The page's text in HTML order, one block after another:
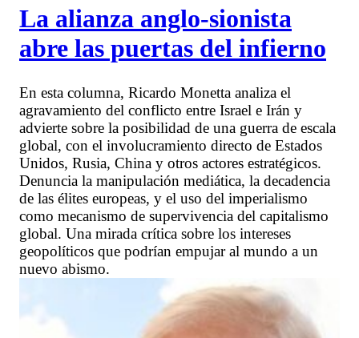
La alianza anglo-sionista
abre las puertas del infierno
En esta columna, Ricardo Monetta analiza el
agravamiento del conflicto entre Israel e Irán y
advierte sobre la posibilidad de una guerra de escala
global, con el involucramiento directo de Estados
Unidos, Rusia, China y otros actores estratégicos.
Denuncia la manipulación mediática, la decadencia
de las élites europeas, y el uso del imperialismo
como mecanismo de supervivencia del capitalismo
global. Una mirada crítica sobre los intereses
geopolíticos que podrían empujar al mundo a un
nuevo abismo.